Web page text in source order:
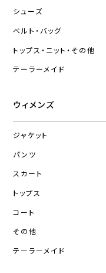
シューズ
ベルト・バッグ
トップス・ニット・その他
テーラーメイド
ウィメンズ
ジャケット
パンツ
スカート
トップス
コート
その他
テーラーメイド